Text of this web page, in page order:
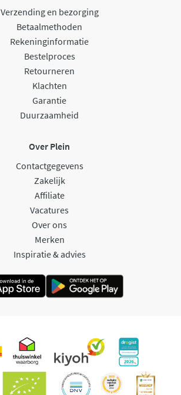
Verzending en bezorging
Betaalmethoden
Rekeninginformatie
Bestelproces
Retourneren
Klachten
Garantie
Duurzaamheid
Over Plein
Contactgegevens
Zakelijk
Affiliate
Vacatures
Over ons
Merken
Inspiratie & advies